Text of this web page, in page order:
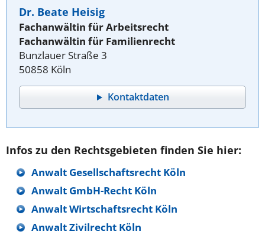
Dr. Beate Heisig
Fachanwältin für Arbeitsrecht
Fachanwältin für Familienrecht
Bunzlauer Straße 3
50858 Köln
Kontaktdaten
Infos zu den Rechtsgebieten finden Sie hier:
Anwalt Gesellschaftsrecht Köln
Anwalt GmbH-Recht Köln
Anwalt Wirtschaftsrecht Köln
Anwalt Zivilrecht Köln